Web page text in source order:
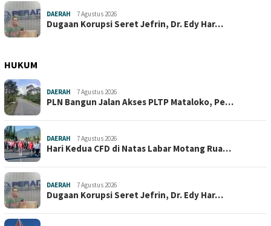
DAERAH 7 Agustus 2026
Dugaan Korupsi Seret Jefrin, Dr. Edy Har…
HUKUM
DAERAH 7 Agustus 2026
PLN Bangun Jalan Akses PLTP Mataloko, Pe…
DAERAH 7 Agustus 2026
Hari Kedua CFD di Natas Labar Motang Rua…
DAERAH 7 Agustus 2026
Dugaan Korupsi Seret Jefrin, Dr. Edy Har…